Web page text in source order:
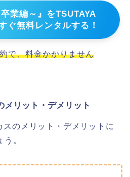
業編～』をTSUTAYA
ぐ無料レンタルする！
で、料金かかりません
メリット・デメリット
のメリット・デメリットに
。